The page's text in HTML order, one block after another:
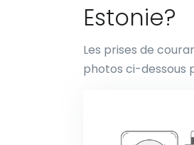
Estonie?
Les prises de
photos ci-dessous